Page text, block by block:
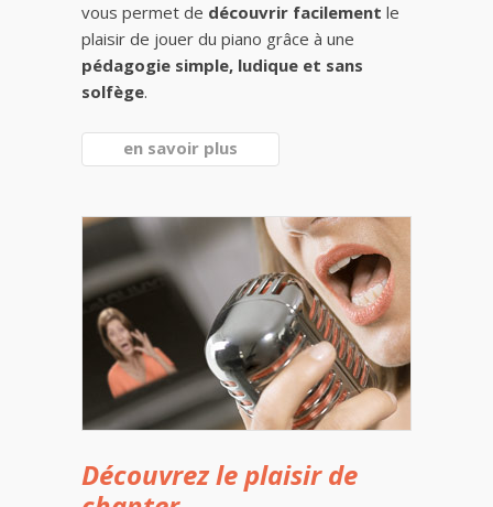
vous permet de découvrir facilement le
plaisir de jouer du piano grâce à une
pédagogie simple, ludique et sans
solfège.
en savoir plus
Découvrez le plaisir de